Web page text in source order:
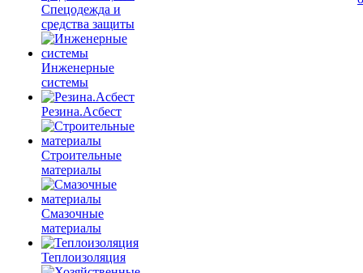
Спецодежда и
средства защиты
Инженерные
системы
Резина.Асбест
Строительные
материалы
Смазочные
материалы
Теплоизоляция